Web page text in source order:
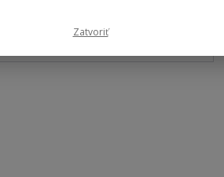
Zatvoriť